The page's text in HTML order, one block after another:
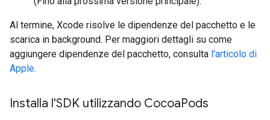
Al termine, Xcode risolve le dipendenze del pacchetto e le
scarica in background. Per maggiori dettagli su come
aggiungere dipendenze del pacchetto, consulta l'articolo di
Apple.
Installa l'SDK utilizzando CocoaPods